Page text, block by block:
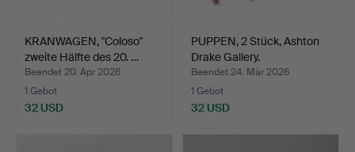
KRANWAGEN, "Coloso"
zweite Hälfte des 20. …
Beendet 20. Apr 2026
1 Gebot
32 USD
PUPPEN, 2 Stück, Ashton
Drake Gallery.
Beendet 24. Mär 2026
1 Gebot
32 USD